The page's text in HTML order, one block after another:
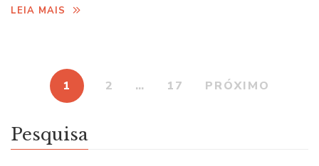
LEIA MAIS
1 2 … 17 PRÓXIMO
Pesquisa